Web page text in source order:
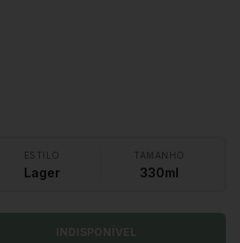
ESTILO
Lager
TAMANHO
330ml